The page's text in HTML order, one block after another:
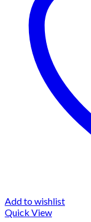
Add to wishlist
Quick View